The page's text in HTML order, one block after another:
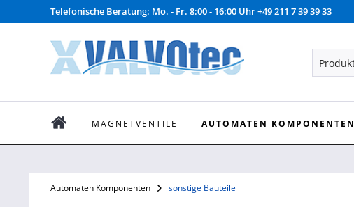
Telefonische Beratung: Mo. - Fr. 8:00 - 16:00 Uhr +49 211 7 39 39 33
MAGNETVENTILE AUTOMATEN KOMPONENTEN
Automaten Komponenten sonstige Bauteile